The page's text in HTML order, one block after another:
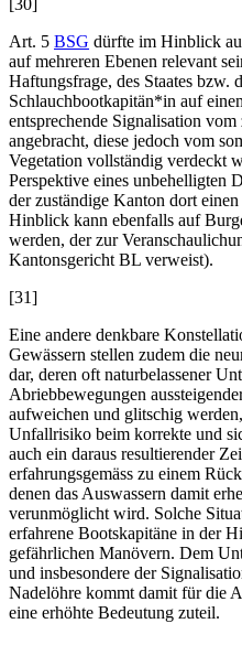
[30]
Art. 5 BSG dürfte im Hinblick
auf mehreren Ebenen relevant
Haftungsfrage, des Staates
Schlauchbootkapitän*in auf
entsprechende Signalisation
angebracht, diese jedoch vom
Vegetation vollständig verdeckt
Perspektive eines unbehelligten
der zuständige Kanton dort
Hinblick kann ebenfalls auf
werden, der zur
Kantonsgericht BL verweist).
[31]
Eine andere denkbare
Gewässern stellen zudem die
dar, deren oft naturbelassener
Abriebbewegungen
aufweichen und glitschig
Unfallrisiko beim korrekte und
auch ein daraus resultierender
erfahrungsgemäss zu einem
denen das Auswassern damit
verunmöglicht wird. Solche
erfahrene Bootskapitäne in der
gefährlichen Manövern. Dem
und insbesondere der
Nadelöhre kommt damit für die
eine erhöhte Bedeutung zuteil.